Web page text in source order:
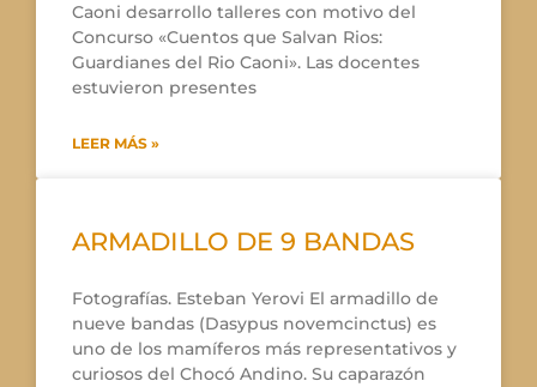
Caoni desarrollo talleres con motivo del
Concurso «Cuentos que Salvan Rios:
Guardianes del Rio Caoni». Las docentes
estuvieron presentes
LEER MÁS »
ARMADILLO DE 9 BANDAS
Fotografías. Esteban Yerovi El armadillo de
nueve bandas (Dasypus novemcinctus) es
uno de los mamíferos más representativos y
curiosos del Chocó Andino. Su caparazón